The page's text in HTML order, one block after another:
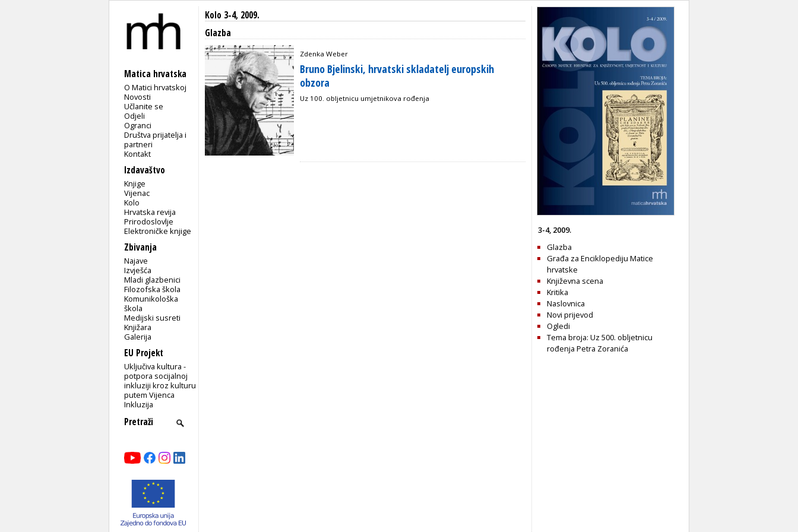
Matica hrvatska
O Matici hrvatskoj
Novosti
Učlanite se
Odjeli
Ogranci
Društva prijatelja i
partneri
Kontakt
Izdavaštvo
Knjige
Vijenac
Kolo
Hrvatska revija
Prirodoslovlje
Elektroničke knjige
Zbivanja
Najave
Izvješća
Mladi glazbenici
Filozofska škola
Komunikološka
škola
Medijski susreti
Knjižara
Galerija
EU Projekt
Uključiva kultura -
potpora socijalnoj
inkluziji kroz kulturu
putem Vijenca
Inkluzija
Kolo 3-4, 2009.
Glazba
Zdenka Weber
Bruno Bjelinski, hrvatski skladatelj europskih
obzora
Uz 100. obljetnicu umjetnikova rođenja
3-4, 2009.
Glazba
Građa za Enciklopediju Matice
hrvatske
Književna scena
Kritika
Naslovnica
Novi prijevod
Ogledi
Tema broja: Uz 500. obljetnicu
rođenja Petra Zoranića